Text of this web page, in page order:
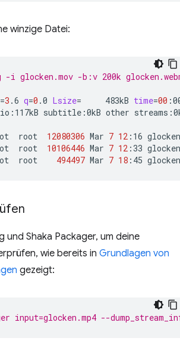
winzige Datei:
-i glocken.mov -b:v 200k
=3 .6 q=0 .0 Lsize= 483kB time=00
subtitle:0kB other
root 12080306 Mar 7 12 :16
root 10106446 Mar 7 12 :33
root 494497 Mar 7 18 :45
und Shaka Packager, um deine
wie bereits in Grundlagen von
gezeigt:
input=glocken.mp4 --